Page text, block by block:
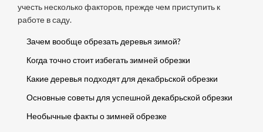
учесть несколько факторов, прежде чем приступить к
работе в саду.
Зачем вообще обрезать деревья зимой?
Когда точно стоит избегать зимней обрезки
Какие деревья подходят для декабрьской обрезки
Основные советы для успешной декабрьской обрезки
Необычные факты о зимней обрезке